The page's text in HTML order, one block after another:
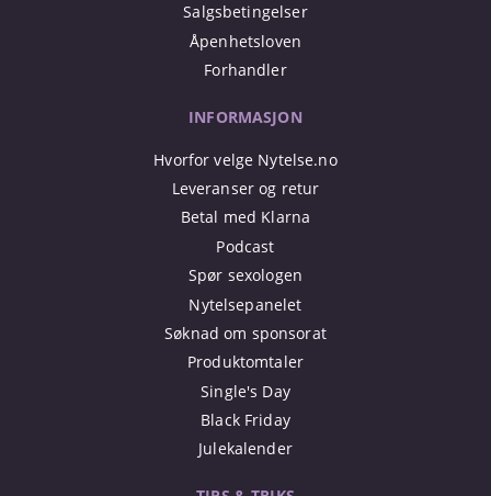
Salgsbetingelser
Åpenhetsloven
Forhandler
INFORMASJON
Hvorfor velge Nytelse.no
Leveranser og retur
Betal med Klarna
Podcast
Spør sexologen
Nytelsepanelet
Søknad om sponsorat
Produktomtaler
Single's Day
Black Friday
Julekalender